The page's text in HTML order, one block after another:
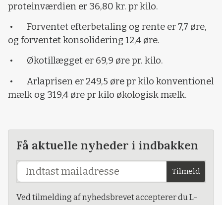
proteinværdien er 36,80 kr. pr kilo.
• Forventet efterbetaling og rente er 7,7 øre,
og forventet konsolidering 12,4 øre.
• Økotillægget er 69,9 øre pr. kilo.
• Arlaprisen er 249,5 øre pr kilo konventionel
mælk og 319,4 øre pr kilo økologisk mælk.
Få aktuelle nyheder i indbakken
Tilmeld
Ved tilmelding af nyhedsbrevet accepterer du L-